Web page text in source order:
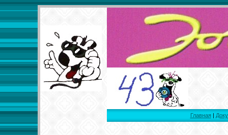
Главная|